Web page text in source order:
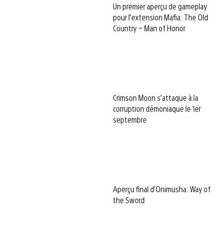
Un premier aperçu de gameplay
pour l’extension Mafia: The Old
Country – Man of Honor
Crimson Moon s’attaque à la
corruption démoniaque le 1er
septembre
Aperçu final d’Onimusha: Way of
the Sword